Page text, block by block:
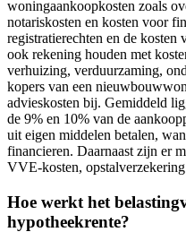
woningaankoopkosten zoals
notariskosten en kosten voor
registratierechten en de
ook rekening houden met
verhuizing, verduurzaming,
kopers van een
advieskosten bij. Gemiddeld
de 9% en 10% van de
uit eigen middelen betalen,
financieren. Daarnaast zijn er
VVE-kosten,
Hoe werkt het
hypotheekrente?